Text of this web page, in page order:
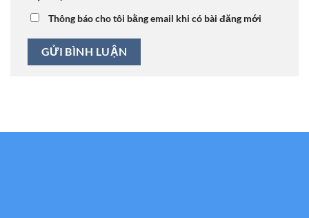
Thông báo cho tôi bằng email khi có bài đăng mới